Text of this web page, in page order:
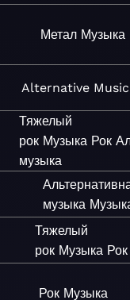
Метал Музыка
Alternative Music
Тяжелый
рок Музыка Рок
музыка
музыка
Тяжелый
рок Музыка Рок
Рок Музыка